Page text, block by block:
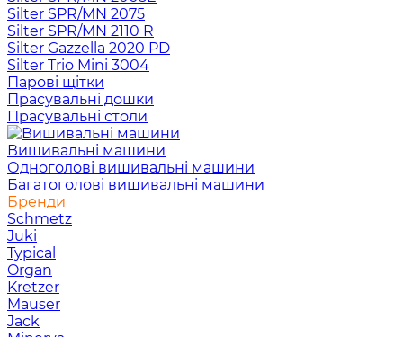
Silter SPR/MN 2075
Silter SPR/MN 2110 R
Silter Gazzella 2020 PD
Silter Trio Mini 3004
Парові щітки
Прасувальні дошки
Прасувальні столи
Вишивальні машини
Одноголові вишивальні машини
Багатоголові вишивальні машини
Бренди
Schmetz
Juki
Typical
Organ
Kretzer
Mauser
Jack